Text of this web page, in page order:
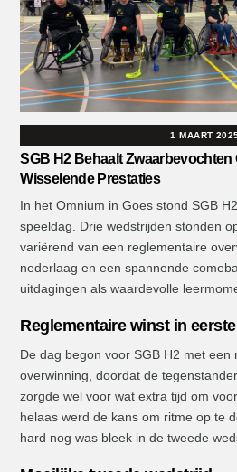
1 MAART
SGB H2 Behaalt
Wisselende Prestaties
In het Omnium in Goes stond SGB
speeldag. Drie wedstrijden stonden
variërend van een reglementaire
nederlaag en een spannende
uitdagingen als waardevolle
Reglementaire winst in
De dag begon voor SGB H2 met een
overwinning, doordat de
zorgde wel voor wat extra tijd om
helaas werd de kans om ritme op te
hard nog was bleek in de tweede